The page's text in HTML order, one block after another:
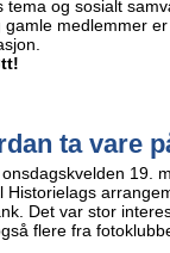
tema og sosialt
gamle medlemmer
ta vare
19.
Historielags
Det var stor
flere fra